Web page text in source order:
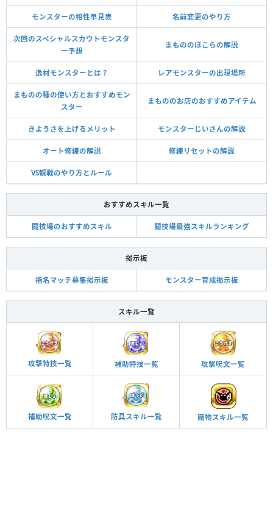
モンスターの相性早見表 名前変更のやり方
次回のスペシャルスカウトモンスタ
ー予想
まもののほこらの解説
逸材モンスターとは？ レアモンスターの出現場所
まものの種の使い方とおすすめモン
スター
まもののお店のおすすめアイテム
きようさを上げるメリット モンスターじいさんの解説
オート修練の解説 修練リセットの解説
VS観戦のやり方とルール
おすすめスキル一覧
闘技場のおすすめスキル 闘技場最強スキルランキング
掲示板
指名マッチ募集掲示板 モンスター育成掲示板
スキル一覧
攻撃特技一覧 補助特技一覧 攻撃呪文一覧
補助呪文一覧 防具スキル一覧 魔物スキル一覧